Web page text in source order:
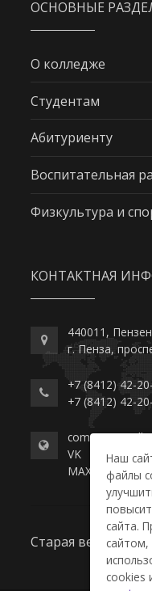
ОСНОВНЫЕ
О колледже
Студентам
Абитуриенту
Воспитательная
Физкультура и
КОНТАКТНАЯ
440011,
г. Пенза,
+7 (8412) 42-
+7 (8412) 42-
commerce-
VK
MAX
Старая версия
Наш
файлы
сайта.
сайтом,
cookies